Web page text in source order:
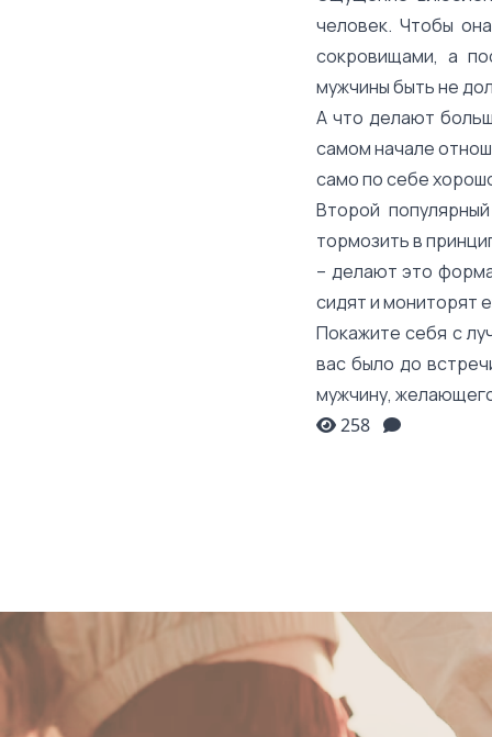
человек. Чтобы
сокровищами, а
мужчины быть не
А что делают
самом начале
само по себе
Второй
тормозить в
– делают это
сидят и мониторят
Покажите себя с
вас было до
мужчину,
258